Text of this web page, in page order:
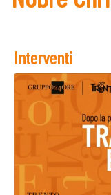
Interventi